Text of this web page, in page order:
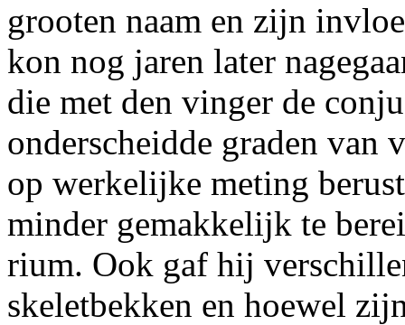
grooten naam en zijn
kon nog jaren later
die met den vinger de
onderscheidde graden van
op werkelijke meting
minder gemakkelijk te
rium. Ook gaf hij
skeletbekken en hoewel